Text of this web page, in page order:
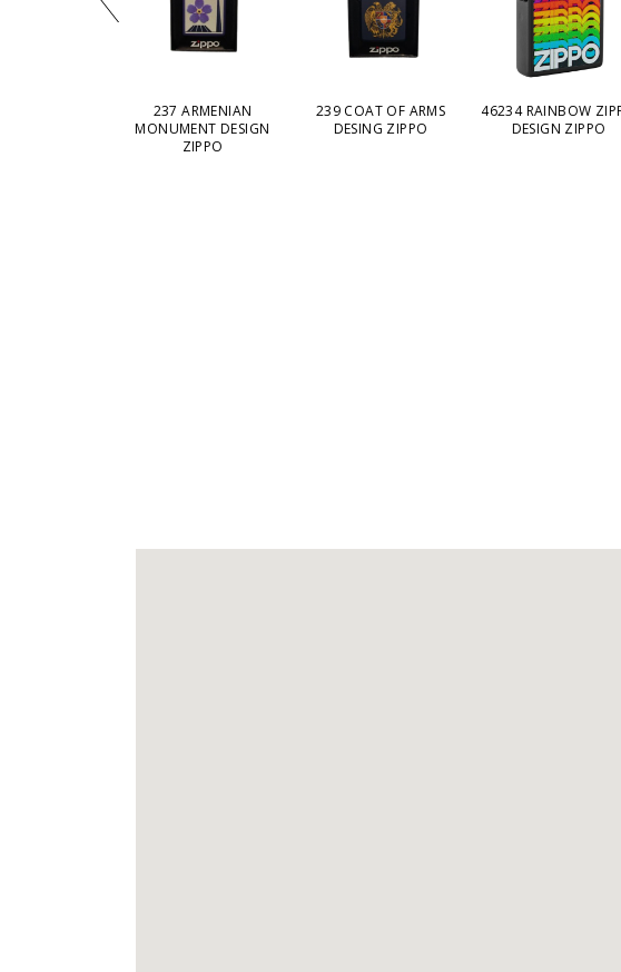
237 ARMENIAN
MONUMENT DESIGN
ZIPPO
239 COAT OF ARMS
DESING ZIPPO
46234 RAINBOW
DESIGN ZIPPO